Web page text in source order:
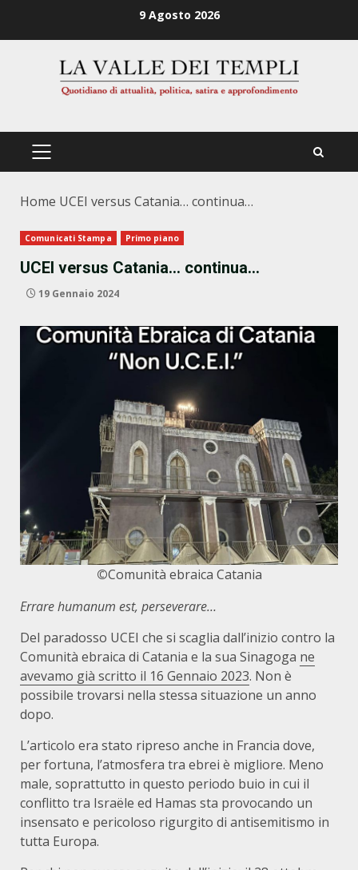
9 Agosto 2026
PRIMÄRES
Home UCEI versus Catania… continua…
Comunicati Stampa Primo piano
UCEI versus Catania… continua…
19 Gennaio 2024
©Comunità ebraica Catania
Errare humanum est, perseverare…
Del paradosso UCEI che si scaglia dall’inizio contro la
Comunità ebraica di Catania e la sua Sinagoga ne
avevamo già scritto il 16 Gennaio 2023. Non è
possibile trovarsi nella stessa situazione un anno
dopo.
L’articolo era stato ripreso anche in Francia dove,
per fortuna, l’atmosfera tra ebrei è migliore. Meno
male, soprattutto in questo periodo buio in cui il
conflitto tra Israële ed Hamas sta provocando un
insensato e pericoloso rigurgito di antisemitismo in
tutta Europa.